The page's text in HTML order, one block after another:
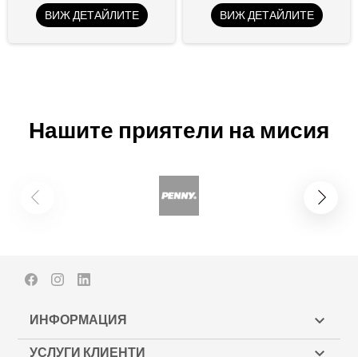
ВИЖ ДЕТАЙЛИТЕ ВИЖ ДЕТАЙЛИТЕ
Нашите приятели на мисия
FacebookInstagram
ИНФОРМАЦИЯ 
УСЛУГИ КЛИЕНТИ